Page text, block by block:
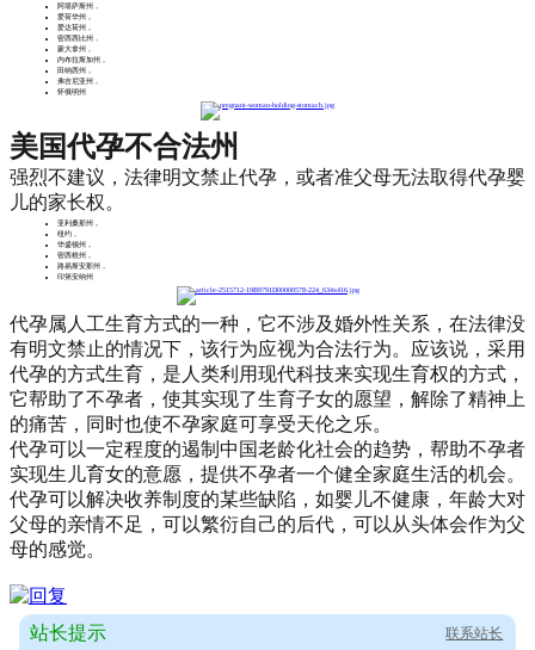
阿堪萨斯州，
爱荷华州，
爱达荷州，
密西西比州，
蒙大拿州，
内布拉斯加州，
田纳西州，
弗吉尼亚州，
怀俄明州
美国代孕不合法州
强烈不建议，法律明文禁止代孕，或者准父母无法取得代孕婴
儿的家长权。
亚利桑那州，
纽约，
华盛顿州，
密西根州，
路易斯安那州，
印第安纳州
代孕属人工生育方式的一种，它不涉及婚外性关系，在法律没
有明文禁止的情况下，该行为应视为合法行为。应该说，采用
代孕的方式生育，是人类利用现代科技来实现生育权的方式，
它帮助了不孕者，使其实现了生育子女的愿望，解除了精神上
的痛苦，同时也使不孕家庭可享受天伦之乐。
代孕可以一定程度的遏制中国老龄化社会的趋势，帮助不孕者
实现生儿育女的意愿，提供不孕者一个健全家庭生活的机会。
代孕可以解决收养制度的某些缺陷，如婴儿不健康，年龄大对
父母的亲情不足，可以繁衍自己的后代，可以从头体会作为父
母的感觉。
站长提示 联系站长